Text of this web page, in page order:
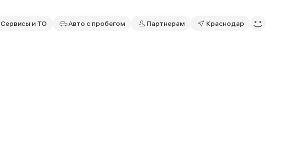
Сервисы и ТО Авто с пробегом Партнерам Краснодар